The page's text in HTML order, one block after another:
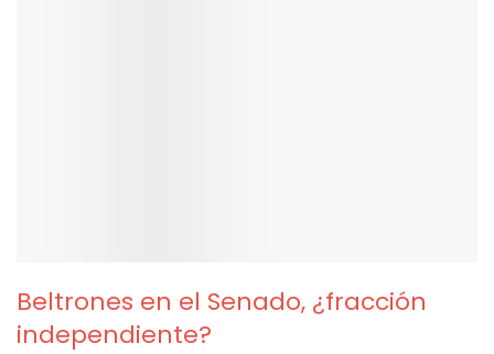
Beltrones en el Senado, ¿fracción
independiente?